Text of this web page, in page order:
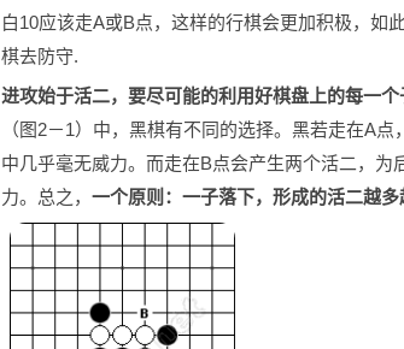
白10应该走A或B点，这样的行棋会更加积极，如
棋去防守.
进攻始于活二，要尽可能的利用好棋盘上的每一个
（图2－1）中，黑棋有不同的选择。黑若走在A
中几乎毫无威力。而走在B点会产生两个活二，
力。总之， 一个原则：一子落下，形成的活二越多